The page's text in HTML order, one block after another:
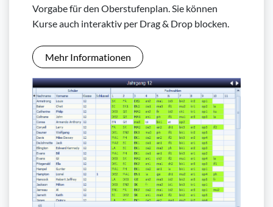
Vorgabe für den Oberstufenplan. Sie können
Kurse auch interaktiv per Drag & Drop blocken.
Mehr Informationen